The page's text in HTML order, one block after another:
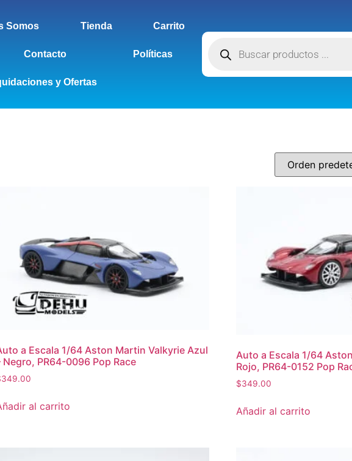
Somos Tienda Carrito
Contacto Políticas
y Ofertas
a Escala 1/64 Aston Martin Valkyrie Azul
Negro, PR64-0096 Pop Race
349.00
al carrito
Auto a Escala 1/64
Rojo, PR64-0152 Pop
$349.00
Añadir al carrito